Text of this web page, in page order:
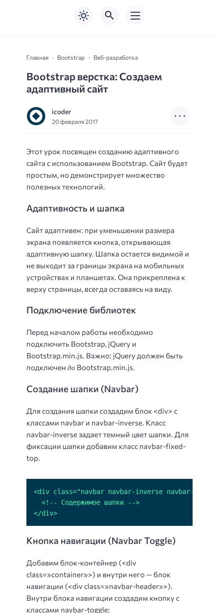
Главная Bootstrap Веб-разработка
Bootstrap верстка: Создаем
адаптивный сайт
icoder
20 февраля 2017
Этот урок посвящен созданию адаптивного
сайта с использованием Bootstrap. Сайт будет
простым, но демонстрирует множество
полезных технологий.
Адаптивность и шапка
Сайт адаптивен: при уменьшении размера
экрана появляется кнопка, открывающая
адаптивную шапку. Шапка остается видимой и
не выходит за границы экрана на мобильных
устройствах и планшетах. Она прикреплена к
верху страницы, всегда оставаясь на виду.
Подключение библиотек
Перед началом работы необходимо
подключить Bootstrap, jQuery и
Bootstrap.min.js. Важно: jQuery должен быть
подключен до Bootstrap.min.js.
Создание шапки (Navbar)
Для создания шапки создадим блок <div> с
классами navbar и navbar-inverse. Класс
navbar-inverse задает темный цвет шапки. Для
фиксации шапки добавим класс navbar-fixed-
top.
</div>
Кнопка навигации (Navbar Toggle)
Добавим блок-контейнер (<div
class=»container»>) и внутри него — блок
навигации (<div class=»navbar-header»>).
Внутри блока навигации создадим кнопку с
классами navbar-toggle: